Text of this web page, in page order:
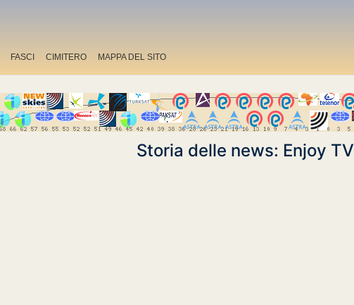
FASCI CIMITERO MAPPA DEL SITO
Storia delle news: Enjoy TV